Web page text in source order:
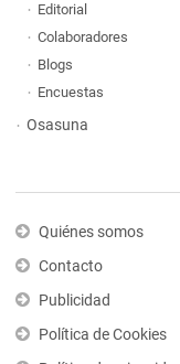
Editorial
Colaboradores
Blogs
Encuestas
Osasuna
Quiénes somos
Contacto
Publicidad
Política de Cookies